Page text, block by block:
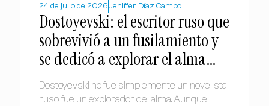
24 de julio de 2026Jeniffer Díaz Campo
Dostoyevski: el escritor ruso que
sobrevivió a un fusilamiento y
se dedicó a explorar el alma
humana
Dostoyevski no fue simplemente un novelista
ruso; fue un explorador del alma. Aunque